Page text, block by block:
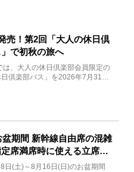
売！第2回「大人の休日倶
で初秋の旅へ
は、大人の休日倶楽部会員限定の
日倶楽部パス」を2026年7月31日
盆期間 新幹線自由席の混雑
席満席時に使える立席特
日(土)～8月16日(日)のお盆期間